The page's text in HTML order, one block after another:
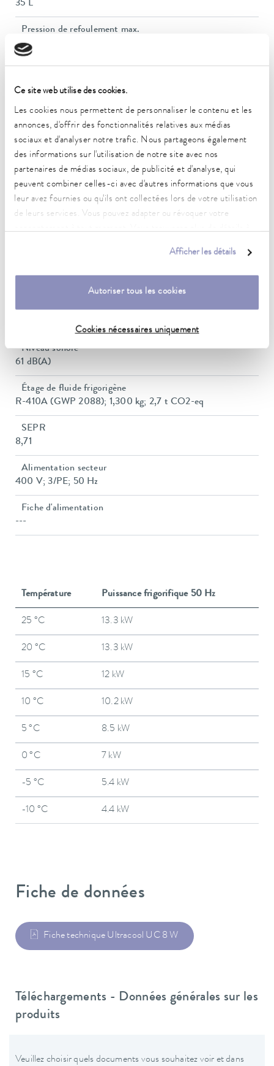
Ce site web utilise des cookies.
Les cookies nous permettent de personnaliser le contenu et les
annonces, d'offrir des fonctionnalités relatives aux médias
sociaux et d'analyser notre trafic. Nous partageons également
des informations sur l'utilisation de notre site avec nos
partenaires de médias sociaux, de publicité et d'analyse, qui
peuvent combiner celles-ci avec d'autres informations que vous
leur avez fournies ou qu'ils ont collectées lors de votre utilisation
de leurs services. Vous pouvez adapter ou révoquer votre
Afficher les détails
Autoriser tous les cookies
Cookies nécessaires uniquement
35 L
Pression de refoulement max.
6,8 bar
Débit nominal de la pompe
26,6 L/min
Débit nominal de la pompe
Entrée/sortie du filetage de raccordement (intérieur)
Rp 1
Water Cooling Connection Thread Inside
Poids
Niveau sonore
61 dB(A)
Étage de fluide frigorigène
R-410A (GWP 2088); 1,300 kg; 2,7 t CO2-eq
SEPR
8,71
Alimentation secteur
400 V; 3/PE; 50 Hz
Fiche d'alimentation
---
Température Puissance frigorifique 50 Hz
25 °C 13.3 kW
20 °C 13.3 kW
15 °C 12 kW
10 °C 10.2 kW
5 °C 8.5 kW
0 °C 7 kW
-5 °C 5.4 kW
-10 °C 4.4 kW
Fiche de données
Fiche technique Ultracool UC 8 W
Téléchargements - Données générales sur les
produits
Veuillez choisir quels documents vous souhaitez voir et dans